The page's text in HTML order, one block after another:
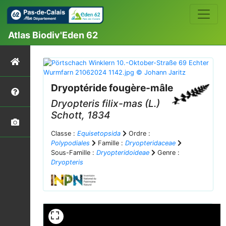
Atlas Biodiv'Eden 62
Dryoptéride fougère-mâle
Dryopteris filix-mas (L.)
Schott, 1834
Classe : Equisetopsida
Ordre :
Polypodiales
Famille : Dryopteridaceae
Sous-Famille : Dryopteridoideae
Genre :
Dryopteris